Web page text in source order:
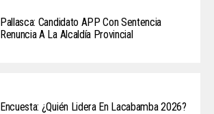
Pallasca: Candidato APP Con Sentencia
Renuncia A La Alcaldía Provincial
Encuesta: ¿Quién Lidera En Lacabamba 2026?